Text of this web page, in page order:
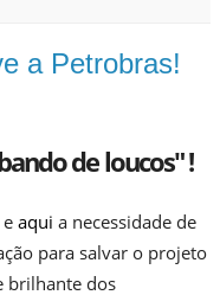
a Petrobras!
de loucos" !
eaqui a necessidade de
para salvar o projeto
brilhante dos